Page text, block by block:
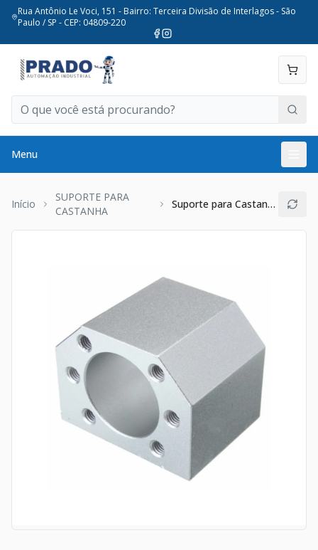
Rua Antônio Le Voci, 151 - Bairro: Terceira Divisão de Interlagos - São
Paulo / SP - CEP: 04809-220
Menu
Início
SUPORTE PARA
CASTANHA
Suporte para Castanha de Esferas 16mm